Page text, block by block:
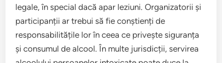
legale, în special dacă apar leziuni. Organizatorii și
participanții ar trebui să fie conștienți de
responsabilitățile lor în ceea ce privește siguranța
și consumul de alcool. În multe jurisdicții, servirea